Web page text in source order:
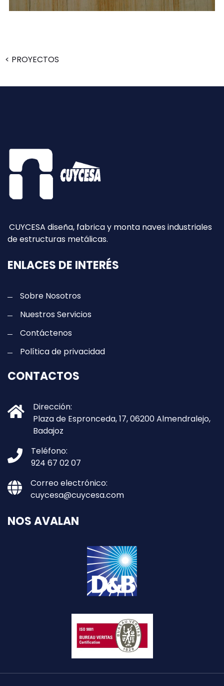
< PROYECTOS
CUYCESA diseña, fabrica y monta naves industriales
de estructuras metálicas.
ENLACES DE INTERÉS
Sobre Nosotros
Nuestros Servicios
Contáctenos
Política de privacidad
CONTACTOS
Dirección:
Plaza de Espronceda, 17, 06200 Almendralejo,
Badajoz
Teléfono:
924 67 02 07
Correo electrónico:
cuycesa@cuycesa.com
NOS AVALAN